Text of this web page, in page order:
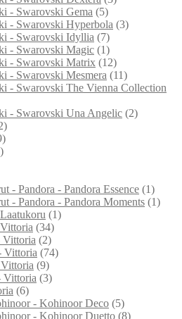
- Swarovski Gema (5)
- Swarovski Hyperbola (3)
- Swarovski Idyllia (7)
- Swarovski Magic (1)
- Swarovski Matrix (12)
- Swarovski Mesmera (11)
- Swarovski The Vienna Collection
- Swarovski Una Angelic (2)
- Pandora - Pandora Essence (1)
- Pandora - Pandora Moments (1)
(1)
(34)
Vittoria (2)
Vittoria (74)
(9)
Vittoria (3)
(6)
- Kohinoor Deco (5)
- Kohinoor Duetto (8)